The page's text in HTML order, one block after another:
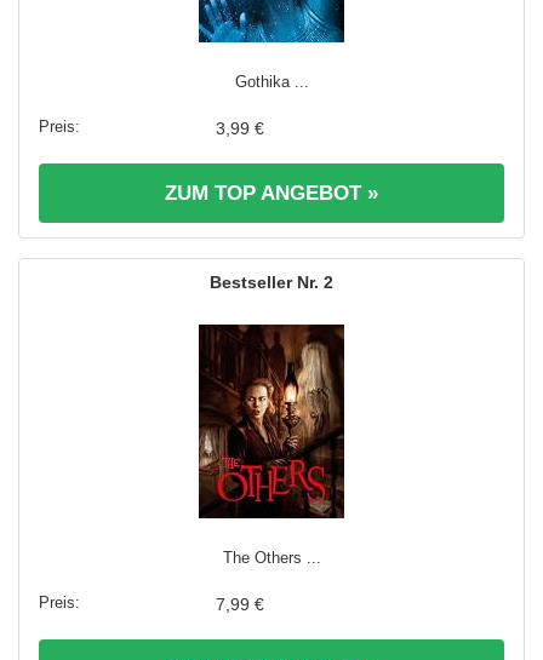
Gothika ...
3,99 €
ZUM TOP ANGEBOT »
2
The Others ...
7,99 €